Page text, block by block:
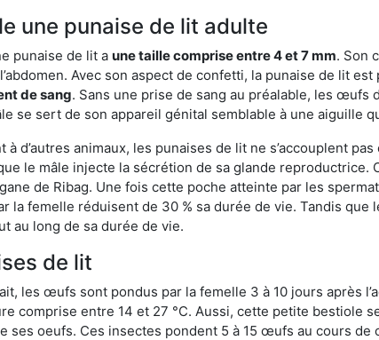
une punaise de lit adulte
punaise de lit a une taille comprise entre 4 et 7 mm. Son
Avec son aspect de confetti, la punaise de lit
de sang. Sans une prise de sang au préalable, les œufs
se sert de son appareil génital semblable à une aiguille
d’autres animaux, les punaises de lit ne s’accouplent
le mâle injecte la sécrétion de sa glande
de Ribag. Une fois cette poche atteinte par les
la femelle réduisent de 30 % sa durée de vie. Tandis
au long de sa durée de vie.
de lit
les œufs sont pondus par la femelle 3 à 10 jours après
comprise entre 14 et 27 °C. Aussi, cette petite bestiole
ses oeufs. Ces insectes pondent 5 à 15 œufs au cours